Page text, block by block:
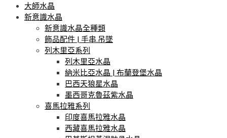
大師水晶
新意識水晶
新意識水晶全種類
飾品配件 | 手串.吊墜
列木里亞系列
列木里亞水晶
納米比亞水晶 | 布蘭登堡水晶
巴西天狼星水晶
墨西哥克魯茲紫水晶
喜馬拉雅系列
印度喜馬拉雅水晶
西藏喜馬拉雅水晶